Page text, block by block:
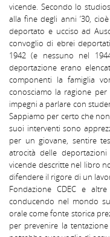
vicende. Secondo lo
alla fine degli anni ’30,
deportato e ucciso ad
convoglio di ebrei
1942 (e nessuno nel
deportazione erano
componenti la famiglia
conosciamo la ragione
impegni a parlare con
Sappiamo per certo che
suoi interventi sono
per un giovane, sentire
atrocità delle
vicende descritte nel libro
difendere il rigore di un
Fondazione CDEC e
conducendo nel mondo
orale come fonte storica
per prevenire la